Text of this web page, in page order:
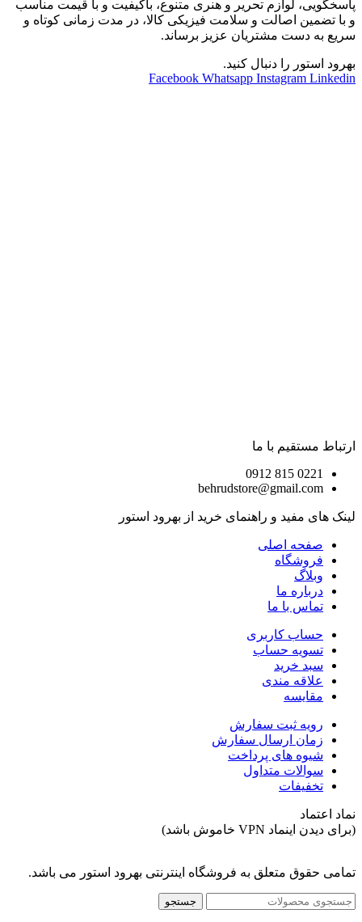
پاسخگویی، لوازم تحریر و هنری متنوع، باکیفیت و با قیمت مناسب
و با تضمین اصالت و سلامت فیزیکی کالا، در مدت زمانی کوتاه و
سریع به دست مشتریان عزیز برساند.
بهرود استور را دنبال کنید.
Facebook Whatsapp Instagram Linkedin
ارتباط مستقیم با ما
0221 815 0912
behrudstore@gmail.com
لینک های مفید و راهنمای خرید از بهرود استور
صفحه اصلی
فروشگاه
وبلاگ
درباره ما
تماس با ما
حساب کاربری
تسویه حساب
سبد خرید
علاقه مندی
مقایسه
رویه ثبت سفارش
زمان ارسال سفارش
شیوه های پرداخت
سوالات متداول
تخفیفات
نماد اعتماد
(برای دیدن اینماد VPN خاموش باشد)
تمامی حقوق متعلق به فروشگاه اینترنتی بهرود استور می باشد.
جستجو